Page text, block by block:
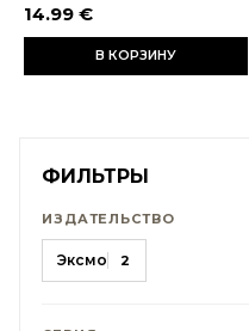
ФИЛЬТРЫ
ИЗДАТЕЛЬСТВО
Эксмо 2
14.99 €
В КОРЗИНУ